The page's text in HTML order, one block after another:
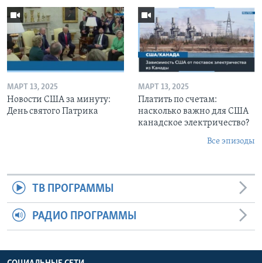
МАРТ 13, 2025
Новости США за минуту:
День святого Патрика
МАРТ 13, 2025
Платить по счетам:
насколько важно для США
канадское электричество?
Все эпизоды
ТВ ПРОГРАММЫ
РАДИО ПРОГРАММЫ